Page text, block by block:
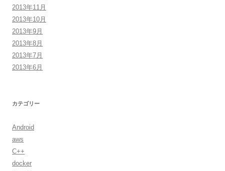
2013年11月
2013年10月
2013年9月
2013年8月
2013年7月
2013年6月
カテゴリー
Android
aws
C++
docker